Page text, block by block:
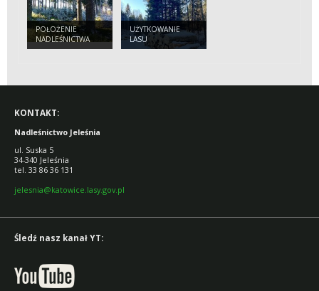
POŁOŻENIE
NADLEŚNICTWA
JELEŚNIA
UŻYTKOWANIE
LASU
KONTAKT:
Nadleśnictwo Jeleśnia
ul. Suska 5
34-340 Jeleśnia
tel. 33 86 36 131
jelesnia@katowice.lasy.gov.pl
Śledź nasz kanał YT: